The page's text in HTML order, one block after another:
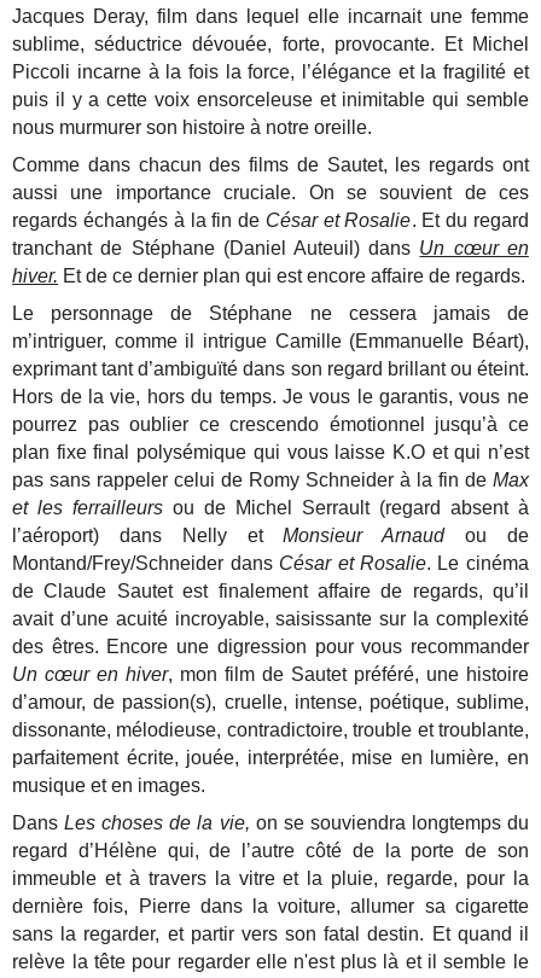
Jacques Deray, film dans lequel elle incarnait une femme
sublime, séductrice dévouée, forte, provocante. Et Michel
Piccoli incarne à la fois la force, l’élégance et la fragilité et
puis il y a cette voix ensorceleuse et inimitable qui semble
nous murmurer son histoire à notre oreille.
Comme dans chacun des films de Sautet, les regards ont
aussi une importance cruciale. On se souvient de ces
regards échangés à la fin de César et Rosalie. Et du regard
tranchant de Stéphane (Daniel Auteuil) dans Un cœur en
hiver. Et de ce dernier plan qui est encore affaire de regards.
Le personnage de Stéphane ne cessera jamais de
m’intriguer, comme il intrigue Camille (Emmanuelle Béart),
exprimant tant d’ambiguïté dans son regard brillant ou éteint.
Hors de la vie, hors du temps. Je vous le garantis, vous ne
pourrez pas oublier ce crescendo émotionnel jusqu’à ce
plan fixe final polysémique qui vous laisse K.O et qui n’est
pas sans rappeler celui de Romy Schneider à la fin de Max
et les ferrailleurs ou de Michel Serrault (regard absent à
l’aéroport) dans Nelly etMonsieur Arnaudou de
Montand/Frey/Schneider dans César et Rosalie. Le cinéma
de Claude Sautet est finalement affaire de regards, qu’il
avait d’une acuité incroyable, saisissante sur la complexité
des êtres. Encore une digression pour vous recommander
Un cœur en hiver, mon film de Sautet préféré, une histoire
d’amour, de passion(s), cruelle, intense, poétique, sublime,
dissonante, mélodieuse, contradictoire, trouble et troublante,
parfaitement écrite, jouée, interprétée, mise en lumière, en
musique et en images.
DansLes choses de la vie, on se souviendra longtemps du
regard d’Hélène qui, de l’autre côté de la porte de son
immeuble et à travers la vitre et la pluie, regarde, pour la
dernière fois, Pierre dans la voiture, allumer sa cigarette
sans la regarder, et partir vers son fatal destin. Et quand il
relève la tête pour regarder elle n'est plus là et il semble le